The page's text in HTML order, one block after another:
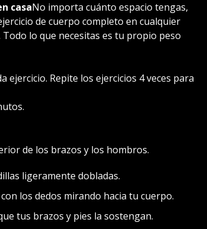
casaNo importa cuánto espacio tengas,
de cuerpo completo en cualquier
lo que necesitas es tu propio peso
ejercicio. Repite los ejercicios 4 veces para
de los brazos y los hombros.
ligeramente dobladas.
los dedos mirando hacia tu cuerpo.
tus brazos y pies la sostengan.